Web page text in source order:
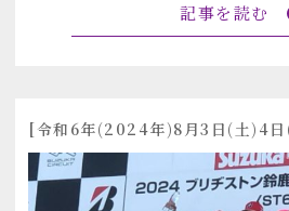
記事を読む